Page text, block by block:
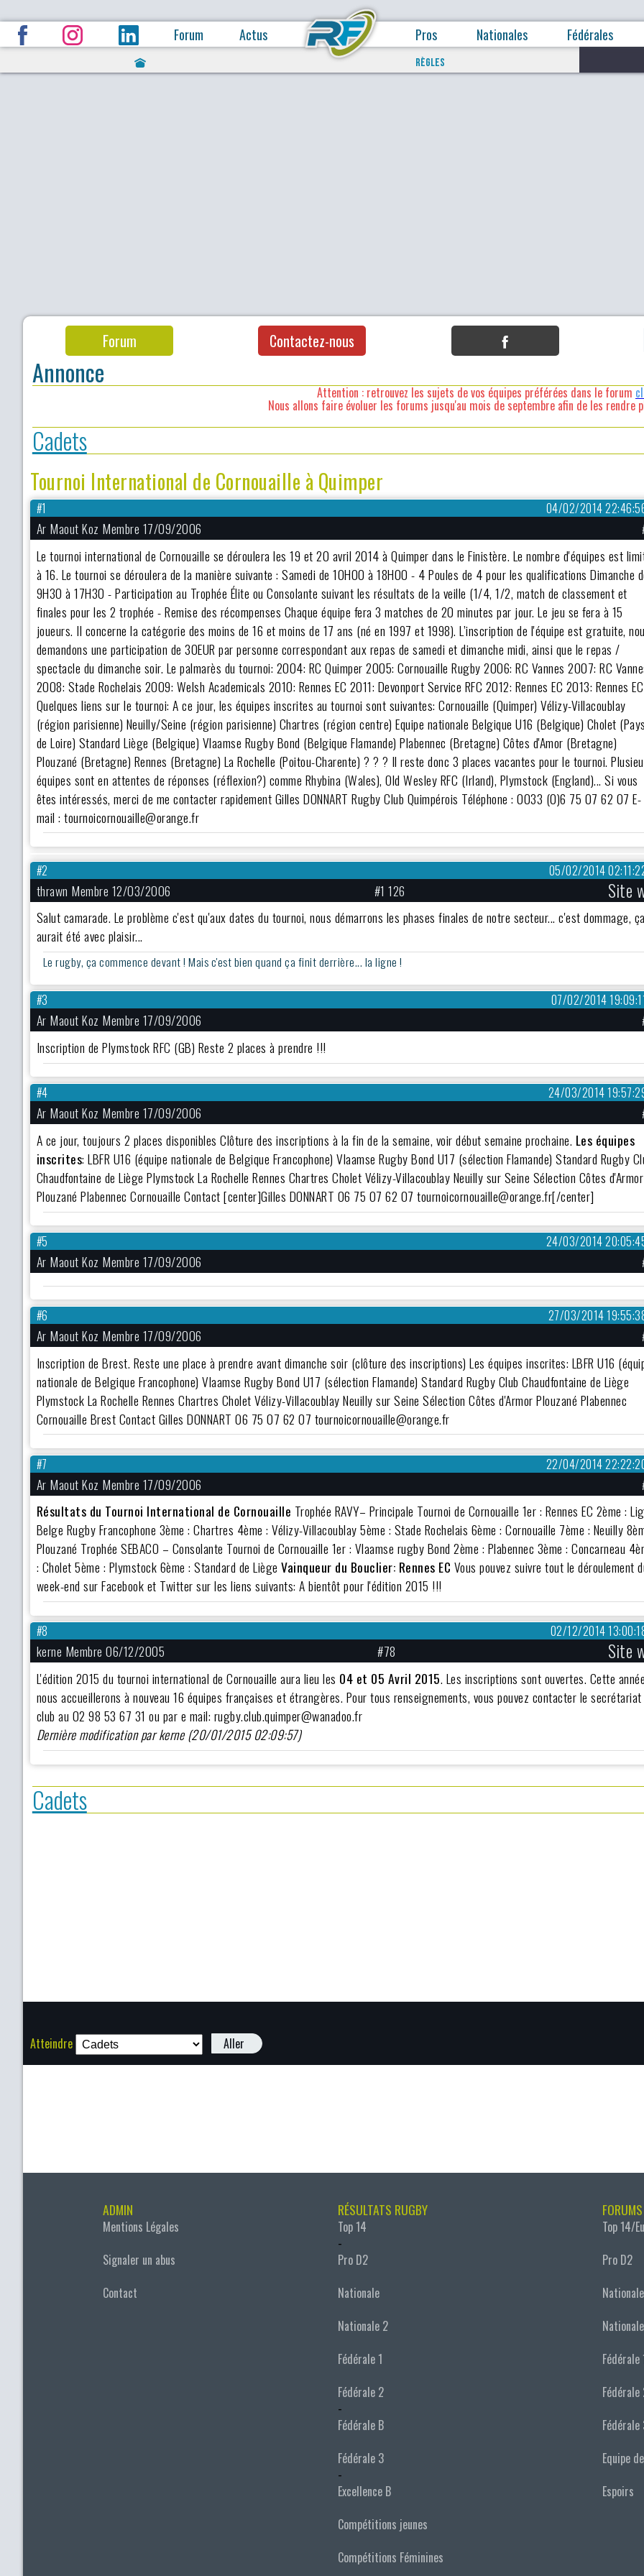
Forum Actus Pros Nationales Fédérales
RÈGLES
Forum Contactez-nous
Annonce
Attention : retrouvez les sujets de vos équipes préférées dans le forum
Nous allons faire évoluer les forums jusqu'au mois de septembre afin de les rendre
Cadets
Tournoi International de Cornouaille à Quimper
04/02/2014
#1
Ar Maout Koz Membre 17/09/2006
Le tournoi international de Cornouaille se déroulera les 19 et 20 avril 2014 à Quimper dans le Finistère. Le nombre d'équipes est
à 16. Le tournoi se déroulera de la manière suivante : Samedi de 10H00 à 18H00 - 4 Poules de 4 pour les qualifications Dimanche
9H30 à 17H30 - Participation au Trophée Élite ou Consolante suivant les résultats de la veille (1/4, 1/2, match de classement et
finales pour les 2 trophée - Remise des récompenses Chaque équipe fera 3 matches de 20 minutes par jour. Le jeu se fera à 15
joueurs. Il concerne la catégorie des moins de 16 et moins de 17 ans (né en 1997 et 1998). L’inscription de l'équipe est gratuite,
demandons une participation de 30EUR par personne correspondant aux repas de samedi et dimanche midi, ainsi que le repas /
spectacle du dimanche soir. Le palmarès du tournoi: 2004: RC Quimper 2005: Cornouaille Rugby 2006: RC Vannes 2007: RC
2008: Stade Rochelais 2009: Welsh Academicals 2010: Rennes EC 2011: Devonport Service RFC 2012: Rennes EC 2013: Rennes EC
Quelques liens sur le tournoi: A ce jour, les équipes inscrites au tournoi sont suivantes: Cornouaille (Quimper) Vélizy-Villacoublay
(région parisienne) Neuilly/Seine (région parisienne) Chartres (région centre) Equipe nationale Belgique U16 (Belgique) Cholet (Pays
de Loire) Standard Liège (Belgique) Vlaamse Rugby Bond (Belgique Flamande) Plabennec (Bretagne) Côtes d'Amor (Bretagne)
Plouzané (Bretagne) Rennes (Bretagne) La Rochelle (Poitou-Charente) ? ? ? Il reste donc 3 places vacantes pour le tournoi.
équipes sont en attentes de réponses (réflexion?) comme Rhybina (Wales), Old Wesley RFC (Irland), Plymstock (England)... Si vous
êtes intéressés, merci de me contacter rapidement Gilles DONNART Rugby Club Quimpérois Téléphone : 0033 (0)6 75 07 62 07 E-
mail : tournoicornouaille@orange.fr
05/02/2014
#2
thrawn Membre 12/03/2006 #1 126 Site
Salut camarade. Le problème c'est qu'aux dates du tournoi, nous démarrons les phases finales de notre secteur... c'est dommage, ça
aurait été avec plaisir...
Le rugby, ça commence devant ! Mais c'est bien quand ça finit derrière... la ligne !
07/02/2014
#3
Ar Maout Koz Membre 17/09/2006
Inscription de Plymstock RFC (GB) Reste 2 places à prendre !!!
24/03/2014
#4
Ar Maout Koz Membre 17/09/2006
A ce jour, toujours 2 places disponibles Clôture des inscriptions à la fin de la semaine, voir début semaine prochaine. Les équipes
inscrites: LBFR U16 (équipe nationale de Belgique Francophone) Vlaamse Rugby Bond U17 (sélection Flamande) Standard Rugby
Chaudfontaine de Liège Plymstock La Rochelle Rennes Chartres Cholet Vélizy-Villacoublay Neuilly sur Seine Sélection Côtes d'Armor
Plouzané Plabennec Cornouaille Contact [center]Gilles DONNART 06 75 07 62 07 tournoicornouaille@orange.fr[/center]
24/03/2014
#5
Ar Maout Koz Membre 17/09/2006
27/03/2014
#6
Ar Maout Koz Membre 17/09/2006
Inscription de Brest. Reste une place à prendre avant dimanche soir (clôture des inscriptions)Les équipes inscrites: LBFR U16
nationale de Belgique Francophone) Vlaamse Rugby Bond U17 (sélection Flamande) Standard Rugby Club Chaudfontaine de Liège
Plymstock La Rochelle Rennes Chartres Cholet Vélizy-Villacoublay Neuilly sur Seine Sélection Côtes d'Armor Plouzané Plabennec
Cornouaille BrestContactGilles DONNART 06 75 07 62 07 tournoicornouaille@orange.fr
22/04/2014
#7
Ar Maout Koz Membre 17/09/2006
Résultats du Tournoi International de Cornouaille Trophée RAVY– Principale Tournoi de Cornouaille 1er : Rennes EC 2ème :
Belge Rugby Francophone 3ème : Chartres 4ème : Vélizy-Villacoublay 5ème : Stade Rochelais 6ème : Cornouaille 7ème : Neuilly
Plouzané Trophée SEBACO – Consolante Tournoi de Cornouaille 1er : Vlaamse rugby Bond 2ème : Plabennec 3ème : Concarneau
: Cholet 5ème : Plymstock 6ème : Standard de LiègeVainqueur du Bouclier: Rennes EC Vous pouvez suivre tout le déroulement
week-end sur Facebook et Twitter sur les liens suivants: A bientôt pour l'édition 2015 !!!
02/12/2014
#8
kerne Membre 06/12/2005 #78 Site
L'édition 2015 du tournoi international de Cornouaille aura lieu les 04 et 05 Avril 2015. Les inscriptions sont ouvertes. Cette
nous accueillerons à nouveau 16 équipes françaises et étrangères. Pour tous renseignements, vous pouvez contacter le secrétariat
club au 02 98 53 67 31 ou par e mail: rugby.club.quimper@wanadoo.fr
Dernière modification par kerne (20/01/2015 02:09:57)
Cadets
Atteindre Aller
ADMIN
Mentions Légales
Signaler un abus
Contact
RÉSULTATS RUGBY
Top 14
-
Pro D2
Nationale
Nationale 2
Fédérale 1
Fédérale 2
-
Fédérale B
Fédérale 3
-
Excellence B
Compétitions jeunes
Compétitions Féminines
Top 14/
Pro D2
Nationale
Fédérale
Fédérale
Fédérale
Equipe
Espoirs